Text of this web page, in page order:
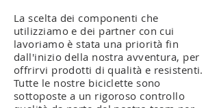
La scelta dei componenti che
utilizziamo e dei partner con cui
lavoriamo è stata una priorità fin
dall'inizio della nostra avventura, per
offrirvi prodotti di qualità e resistenti.
Tutte le nostre biciclette sono
sottoposte a un rigoroso controllo